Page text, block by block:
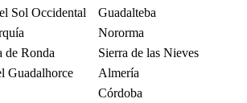
Sol Occidental
Guadalteba
Nororma
de Ronda
Sierra de las Nieves
Guadalhorce
Almería
Córdoba